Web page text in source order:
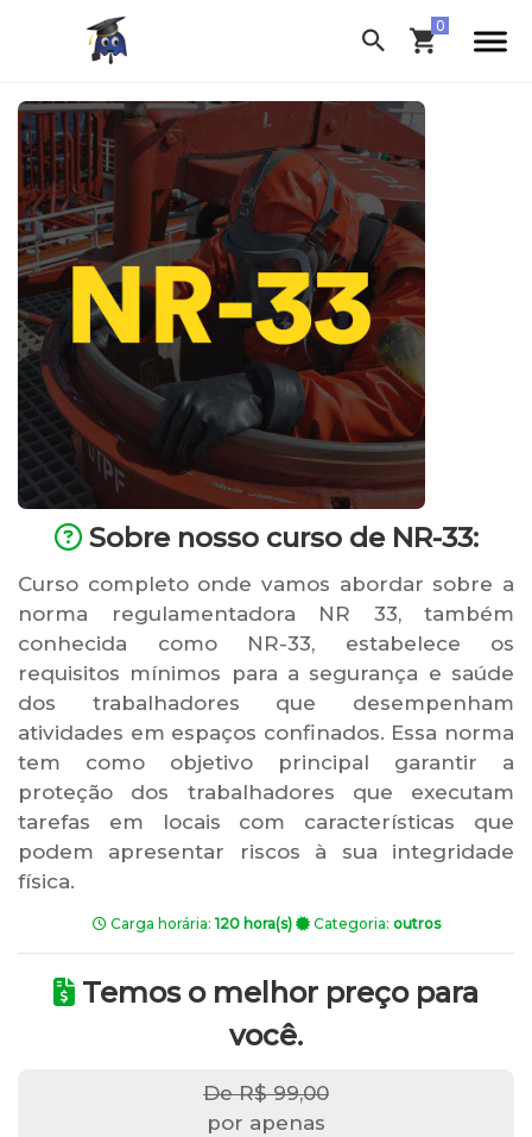
Sobre nosso curso de NR-33:
Curso completo onde vamos abordar sobre a
norma regulamentadora NR 33, também
conhecida como NR-33, estabelece os
requisitos mínimos para a segurança e saúde
dos trabalhadores que desempenham
atividades em espaços confinados. Essa norma
tem como objetivo principal garantir a
proteção dos trabalhadores que executam
tarefas em locais com características que
podem apresentar riscos à sua integridade
física.
Carga horária: 120 hora(s) Categoria: outros
Temos o melhor preço para
você.
De R$ 99,00
por apenas